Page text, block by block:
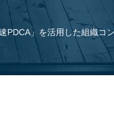
」を活用した組織コ